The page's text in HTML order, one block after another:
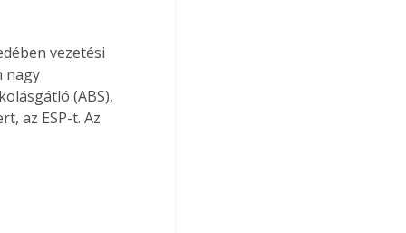
vezetési
nagy
(ABS),
az ESP-t. Az